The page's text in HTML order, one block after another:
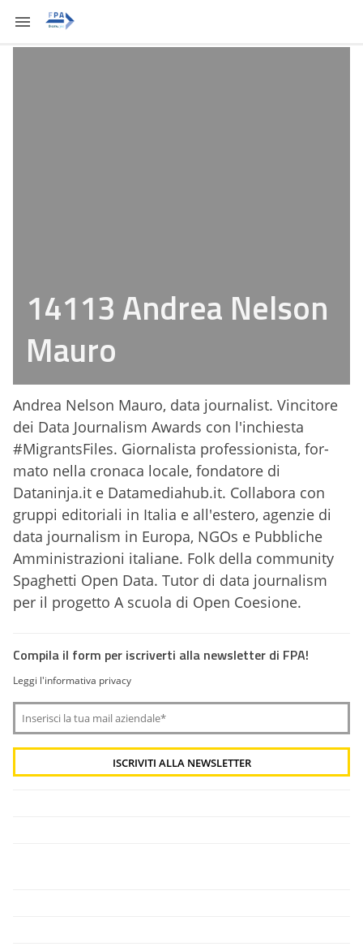
14113 Andrea Nelson
Mauro
Andrea Nelson Mauro, data jour­na­list. Vincitore
dei Data Journalism Awards con l'inchiesta
#MigrantsFiles. Giornalista professionista, for­
mato nella cro­naca locale, fondatore di
Dataninja.it e Datamediahub.it. Collabora con
gruppi editoriali in Italia e all'estero, agenzie di
data journalism in Europa, NGOs e Pubbliche
Amministrazioni italiane. Folk della com­mu­nity
Spaghetti Open Data. Tutor di data journalism
per il progetto A scuola di Open Coesione.
Compila il form per iscriverti alla newsletter di FPA!
Leggi l'informativa privacy